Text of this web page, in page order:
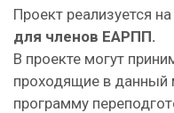
Проект реализуется
для членов ЕАРПП.
В проекте могут
проходящие в
программу